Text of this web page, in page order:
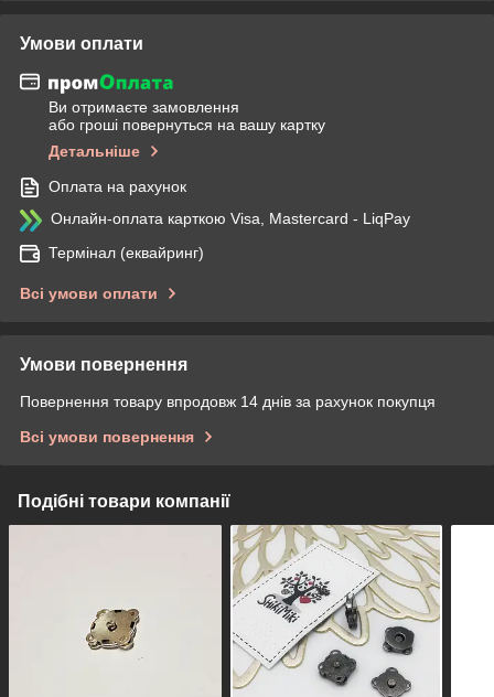
Умови оплати
Ви отримаєте замовлення
або гроші повернуться на вашу картку
Детальніше
Оплата на рахунок
Онлайн-оплата карткою Visa, Mastercard - LiqPay
Термінал (еквайринг)
Всі умови оплати
Умови повернення
Повернення товару впродовж 14 днів за рахунок покупця
Всі умови повернення
Подібні товари компанії